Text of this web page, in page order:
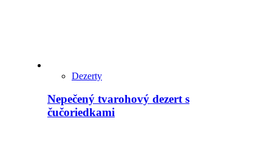
Dezerty
Nepečený tvarohový dezert s
čučoriedkami